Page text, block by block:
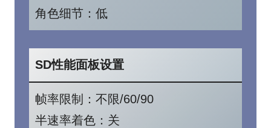
角色细节：低
SD性能面板设置
帧率限制：不限/60/90
半速率着色：关